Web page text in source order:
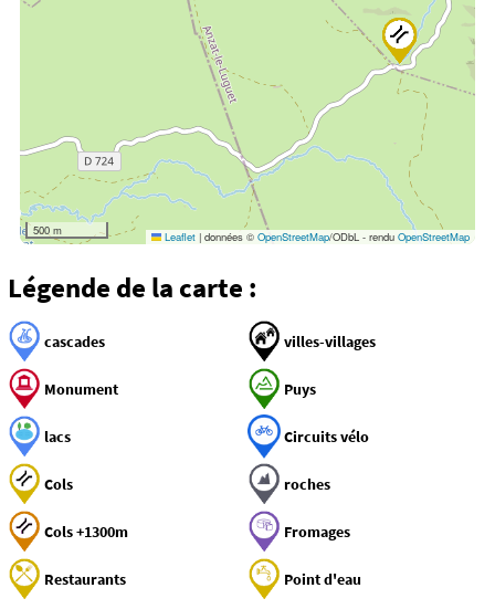
500 m Leaflet | données ©OpenStreetMap/ODbL - renduOpenStreetMap
Légende de la carte :
cascades villes-villages
Monument Puys
lacs Circuits vélo
Cols roches
Cols +1300m Fromages
Restaurants Point d'eau